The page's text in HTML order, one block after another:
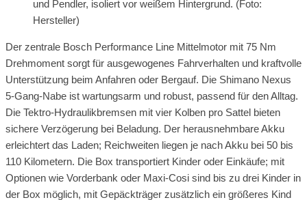
und Pendler, isoliert vor weißem Hintergrund. (Foto:
Hersteller)
Der zentrale Bosch Performance Line Mittelmotor mit 75 Nm
Drehmoment sorgt für ausgewogenes Fahrverhalten und kraftvolle
Unterstützung beim Anfahren oder Bergauf. Die Shimano Nexus
5-Gang-Nabe ist wartungsarm und robust, passend für den Alltag.
Die Tektro-Hydraulikbremsen mit vier Kolben pro Sattel bieten
sichere Verzögerung bei Beladung. Der herausnehmbare Akku
erleichtert das Laden; Reichweiten liegen je nach Akku bei 50 bis
110 Kilometern. Die Box transportiert Kinder oder Einkäufe; mit
Optionen wie Vorderbank oder Maxi-Cosi sind bis zu drei Kinder in
der Box möglich, mit Gepäckträger zusätzlich ein größeres Kind